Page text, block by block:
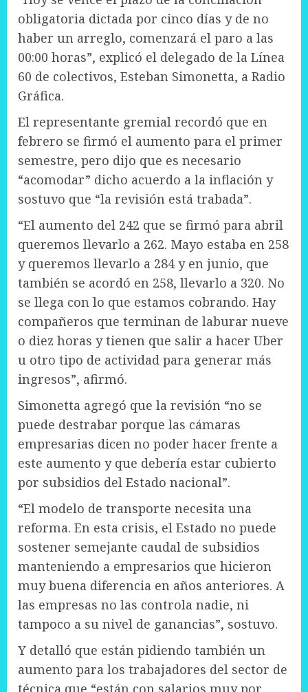
obligatoria dictada por cinco días y de no
haber un arreglo, comenzará el paro a las
00:00 horas”, explicó el delegado de la Línea
60 de colectivos, Esteban Simonetta, a Radio
Gráfica.
El representante gremial recordó que en
febrero se firmó el aumento para el primer
semestre, pero dijo que es necesario
“acomodar” dicho acuerdo a la inflación y
sostuvo que “la revisión está trabada”.
“El aumento del 242 que se firmó para abril
queremos llevarlo a 262. Mayo estaba en 258
y queremos llevarlo a 284 y en junio, que
también se acordó en 258, llevarlo a 320. No
se llega con lo que estamos cobrando. Hay
compañeros que terminan de laburar nueve
o diez horas y tienen que salir a hacer Uber
u otro tipo de actividad para generar más
ingresos”, afirmó.
Simonetta agregó que la revisión “no se
puede destrabar porque las cámaras
empresarias dicen no poder hacer frente a
este aumento y que debería estar cubierto
por subsidios del Estado nacional”.
“El modelo de transporte necesita una
reforma. En esta crisis, el Estado no puede
sostener semejante caudal de subsidios
manteniendo a empresarios que hicieron
muy buena diferencia en años anteriores. A
las empresas no las controla nadie, ni
tampoco a su nivel de ganancias”, sostuvo.
Y detalló que están pidiendo también un
aumento para los trabajadores del sector de